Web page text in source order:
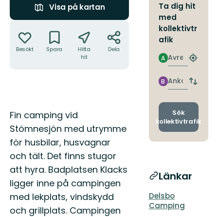
Visa på kartan
Besökt Spara
Hitta
hit
Dela
Beskrivning
Fin camping vid
Stömnesjön med utrymme
för husbilar, husvagnar
och tält. Det finns stugor
att hyra. Badplatsen Klacks
ligger inne på campingen
med lekplats, vindskydd
och grillplats. Campingen
Ta dig hit
med
kollektivtr
afik
Avresa
A
Hitta
Ankomst
B
Byt
och
Sök
kollektivtrafik
Länkar
Delsbo
Camping